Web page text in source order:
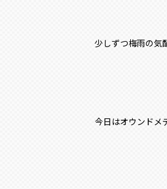
少しずつ梅雨の気
今日はオウンドメ